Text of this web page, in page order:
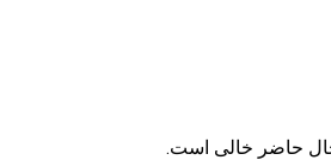
حاضر خالی است.